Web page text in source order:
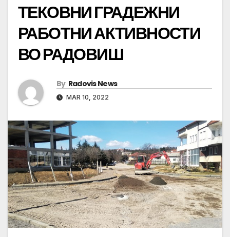
ТЕКОВНИ ГРАДЕЖНИ
РАБОТНИ АКТИВНОСТИ
ВО РАДОВИШ
By Radovis News
MAR 10, 2022